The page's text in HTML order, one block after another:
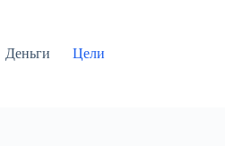
Деньги Цели